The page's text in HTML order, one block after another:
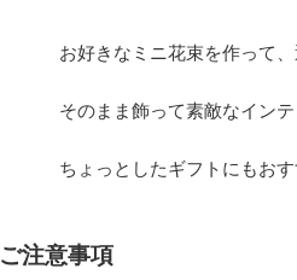
お好きなミニ花束を作って
そのまま飾って素敵なイン
ちょっとしたギフトにもおす
ご注意事項